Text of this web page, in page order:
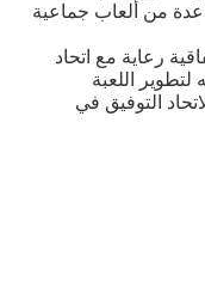
عدة من ألعاب جماعية
رعاية مع اتحاد
اللعبة
التوفيق في